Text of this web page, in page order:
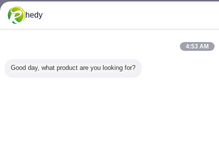
hedy
4:53 AM
Good day, what product are you looking for?